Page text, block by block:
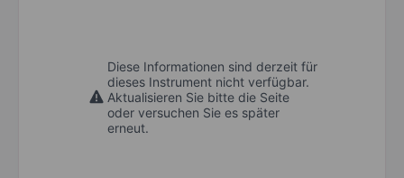
Diese Informationen sind derzeit für
dieses Instrument nicht verfügbar.
Aktualisieren Sie bitte die Seite
oder versuchen Sie es später
erneut.